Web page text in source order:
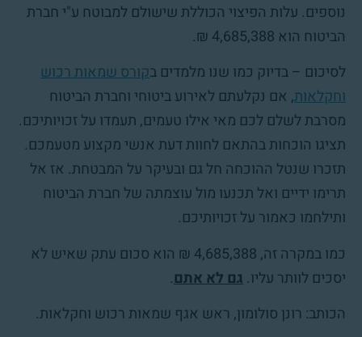
נוספים. עלות הפיצוי הכוללת שישולם למבוטח ע"י חברת
הביטוח הוא 4,685,388 ₪.
לסיכום – בדיוק כמו שנו מלמדים בקורס שמאות רכוש
וחקלאות, אם נקלעתם לאירוע ביטוחי וחברת הביטוח
מסרבת לשלם לכם מאי אילו טעמים, תעמדו על זכויותיכם.
תציגו הוכחות בהתאם לחוות דעת אנשי מקצוע מטעמכם.
תזכרו שנטל ההוכחה חל גם ובעיקר על המבטחת. אז אל
תרימו ידיים ואל תכנעו מול עוצמתה של חברת הביטוח
ותילחמו כאמור על זכויותיכם.
כמו במקרה זה, 4,685,388 ₪ הוא סכום עתק שאיש לא
יסכים לוותר עליו. גם לא אתם.
הכותב: רונן סולומון, ראש אגף שמאות רכוש וחקלאות.